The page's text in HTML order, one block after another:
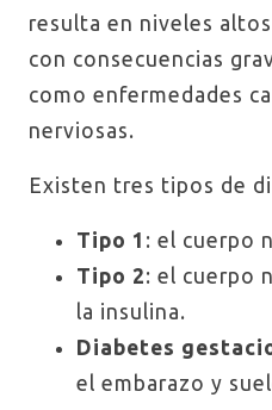
resulta en niveles altos
con consecuencias
como enfermedades
nerviosas.
Existen tres tipos de
Tipo 1 : el cuerpo
Tipo 2: el cuerpo
la insulina.
Diabetes
el embarazo y